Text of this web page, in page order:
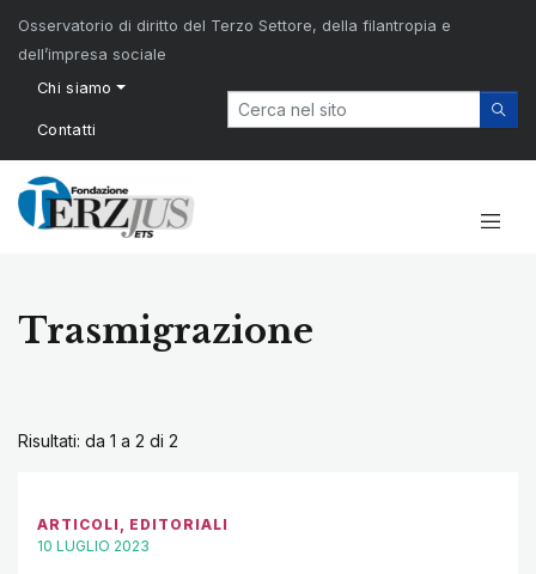
Osservatorio di diritto del Terzo Settore, della filantropia e
dell’impresa sociale
Chi siamo
Contatti
Trasmigrazione
Risultati: da 1 a 2 di 2
ARTICOLI , EDITORIALI
10 LUGLIO 2023